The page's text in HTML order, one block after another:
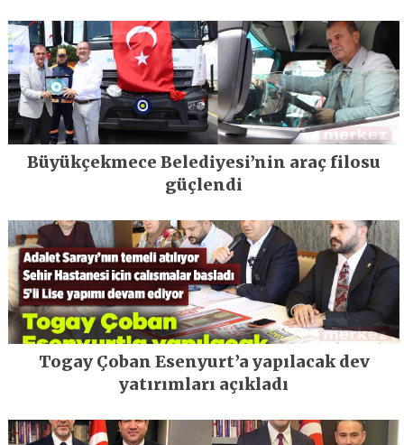
Büyükçekmece Belediyesi’nin araç filosu
güçlendi
Togay Çoban Esenyurt’a yapılacak dev
yatırımları açıkladı